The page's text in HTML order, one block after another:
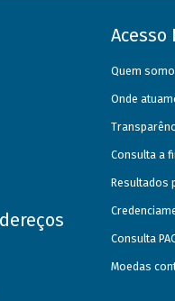
Acesso
Quem
Onde
Consulta a
Resultados
Consulta
Moedas